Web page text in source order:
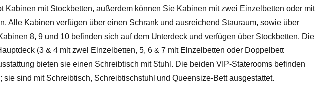
Kabinen mit Stockbetten, außerdem können Sie Kabinen mit zwei Einzelbetten oder mit
Alle Kabinen verfügen über einen Schrank und ausreichend Stauraum, sowie über
8, 9 und 10 befinden sich auf dem Unterdeck und verfügen über Stockbetten. Die
(3 & 4 mit zwei Einzelbetten, 5, 6 & 7 mit Einzelbetten oder Doppelbett
bieten sie einen Schreibtisch mit Stuhl. Die beiden VIP-Staterooms befinden
sie sind mit Schreibtisch, Schreibtischstuhl und Queensize-Bett ausgestattet.